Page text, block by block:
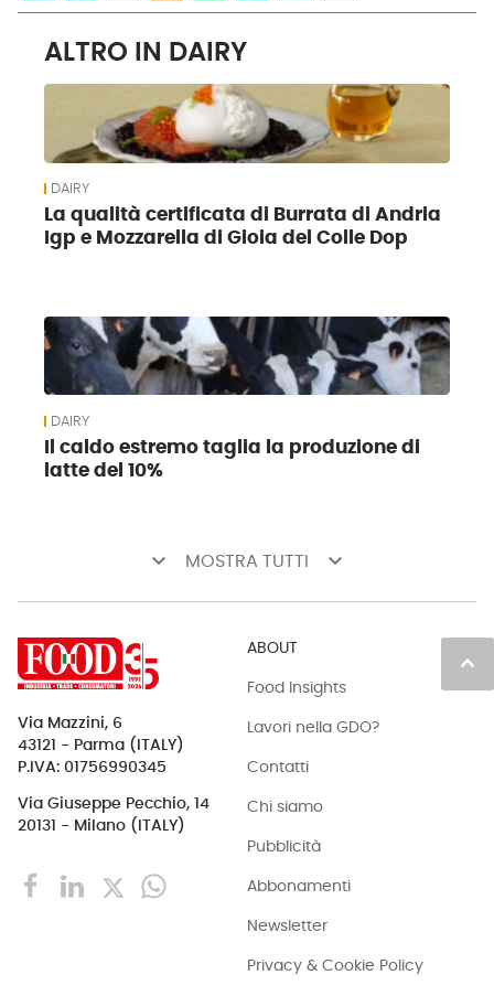
ALTRO IN DAIRY
DAIRY
La qualità certificata di Burrata di Andria
Igp e Mozzarella di Gioia del Colle Dop
DAIRY
Il caldo estremo taglia la produzione di
latte del 10%
keyboard_arrow_down MOSTRA TUTTI keyboard_arrow_down
keyboard_arrow_up
Via Mazzini, 6
43121 - Parma (ITALY)
P.IVA: 01756990345
Via Giuseppe Pecchio, 14
20131 - Milano (ITALY)
ABOUT
Food Insights
Lavori nella GDO?
Contatti
Chi siamo
Pubblicità
Abbonamenti
Newsletter
Privacy & Cookie Policy